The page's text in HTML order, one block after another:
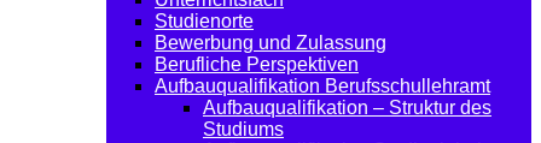
Studienorte
Bewerbung und Zulassung
Berufliche Perspektiven
Aufbauqualifikation Berufsschullehramt
Aufbauqualifikation – Struktur des
Studiums